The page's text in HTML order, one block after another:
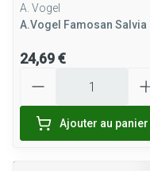
A. Vogel
A.Vogel Famosan Salvia
24,69 €
Ajouter au panier